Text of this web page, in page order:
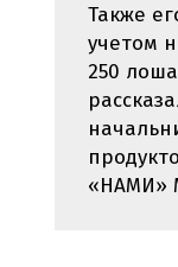
Также
учетом
250
«НАМИ»